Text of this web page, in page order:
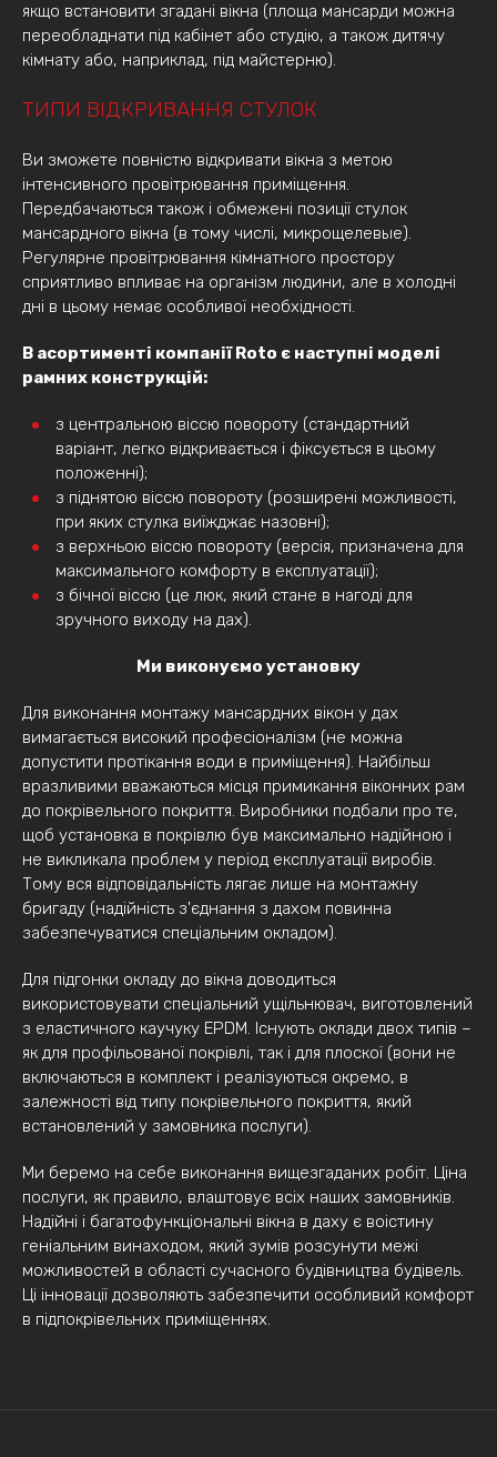
якщо встановити згадані вікна (площа мансарди можна
переобладнати під кабінет або студію, а також дитячу
кімнату або, наприклад, під майстерню).
ТИПИ ВІДКРИВАННЯ СТУЛОК
Ви зможете повністю відкривати вікна з метою
інтенсивного провітрювання приміщення.
Передбачаються також і обмежені позиції стулок
мансардного вікна (в тому числі, микрощелевые).
Регулярне провітрювання кімнатного простору
сприятливо впливає на організм людини, але в холодні
дні в цьому немає особливої необхідності.
В асортименті компанії Roto є наступні моделі
рамних конструкцій:
з центральною віссю повороту (стандартний
варіант, легко відкривається і фіксується в цьому
положенні);
з піднятою віссю повороту (розширені можливості,
при яких стулка виїжджає назовні);
з верхньою віссю повороту (версія, призначена для
максимального комфорту в експлуатації);
з бічної віссю (це люк, який стане в нагоді для
зручного виходу на дах).
Ми виконуємо установку
Для виконання монтажу мансардних вікон у дах
вимагається високий професіоналізм (не можна
допустити протікання води в приміщення). Найбільш
вразливими вважаються місця примикання віконних рам
до покрівельного покриття. Виробники подбали про те,
щоб установка в покрівлю був максимально надійною і
не викликала проблем у період експлуатації виробів.
Тому вся відповідальність лягає лише на монтажну
бригаду (надійність з'єднання з дахом повинна
забезпечуватися спеціальним окладом).
Для підгонки окладу до вікна доводиться
використовувати спеціальний ущільнювач, виготовлений
з еластичного каучуку EPDM. Існують оклади двох типів –
як для профільованої покрівлі, так і для плоскої (вони не
включаються в комплект і реалізуються окремо, в
залежності від типу покрівельного покриття, який
встановлений у замовника послуги).
Ми беремо на себе виконання вищезгаданих робіт. Ціна
послуги, як правило, влаштовує всіх наших замовників.
Надійні і багатофункціональні вікна в даху є воістину
геніальним винаходом, який зумів розсунути межі
можливостей в області сучасного будівництва будівель.
Ці інновації дозволяють забезпечити особливий комфорт
в підпокрівельних приміщеннях.